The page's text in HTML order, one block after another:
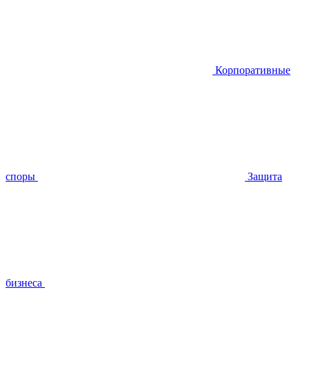
Корпоративные
споры Защита
бизнеса